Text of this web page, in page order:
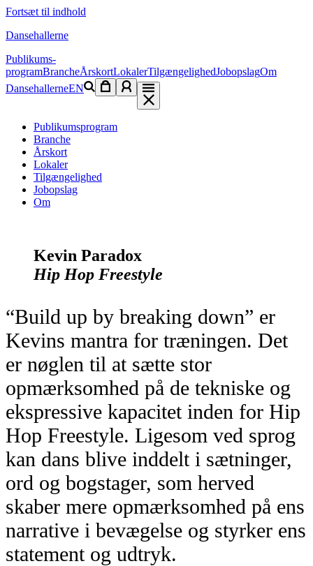
Fortsæt til indhold
Dansehallerne
Publikums­
programBrancheÅrskortLokalerTilgængelighedJobopslagOm
DansehallerneEN
Publikums­program
Branche
Årskort
Lokaler
Tilgængelighed
Jobopslag
Om
Kevin Paradox
Hip Hop Freestyle
“Build up by breaking down” er
Kevins mantra for træningen. Det
er nøglen til at sætte stor
opmærksomhed på de tekniske og
ekspressive kapacitet inden for Hip
Hop Freestyle. Ligesom ved sprog
kan dans blive inddelt i sætninger,
ord og bogstager, som herved
skaber mere opmærksomhed på ens
narrative i bevægelse og styrker ens
statement og udtryk.